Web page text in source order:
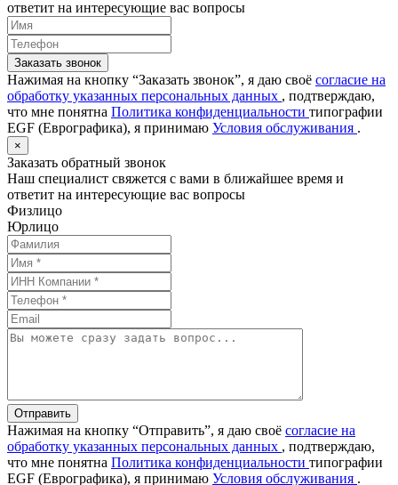
ответит на интересующие вас вопросы
Заказать звонок
Нажимая на кнопку “Заказать звонок”, я даю своё согласие на
обработку указанных персональных данных , подтверждаю,
что мне понятна Политика конфиденциальности типографии
EGF (Еврографика), я принимаю Условия обслуживания .
×
Заказать обратный звонок
Наш специалист свяжется с вами в ближайшее время и
ответит на интересующие вас вопросы
Физлицо
Юрлицо
Отправить
Нажимая на кнопку “Отправить”, я даю своё согласие на
обработку указанных персональных данных , подтверждаю,
что мне понятна Политика конфиденциальности типографии
EGF (Еврографика), я принимаю Условия обслуживания .